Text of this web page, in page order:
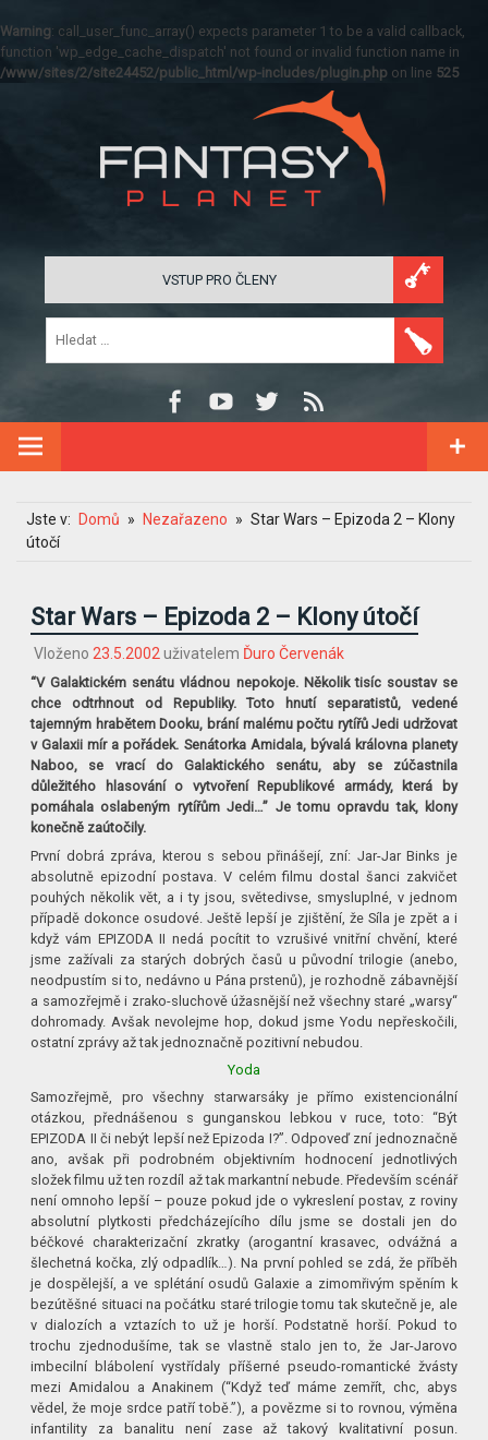
Warning: call_user_func_array() expects parameter 1 to be a valid callback,
function 'wp_edge_cache_dispatch' not found or invalid function name in
/www/sites/2/site24452/public_html/wp-includes/plugin.php on line 525
VSTUP PRO ČLENY
Jste v: Domů Nezařazeno
Star Wars – Epizoda 2 – Klony
útočí
Star Wars – Epizoda 2 – Klony útočí
Vloženo 23.5.2002 uživatelem Ďuro Červenák
“V Galaktickém senátu vládnou nepokoje. Několik tisíc soustav se
chce odtrhnout od Republiky. Toto hnutí separatistů, vedené
tajemným hrabětem Dooku, brání malému počtu rytířů Jedi udržovat
v Galaxii mír a pořádek. Senátorka Amidala, bývalá královna planety
Naboo, se vrací do Galaktického senátu, aby se zúčastnila
důležitého hlasování o vytvoření Republikové armády, která by
pomáhala oslabeným rytířům Jedi…” Je tomu opravdu tak, klony
konečně zaútočily.
První dobrá zpráva, kterou s sebou přinášejí, zní: Jar-Jar Binks je
absolutně epizodní postava. V celém filmu dostal šanci zakvičet
pouhých několik vět, a i ty jsou, světedivse, smysluplné, v jednom
případě dokonce osudové. Ještě lepší je zjištění, že Síla je zpět a i
když vám EPIZODA II nedá pocítit to vzrušivé vnitřní chvění, které
jsme zažívali za starých dobrých časů u původní trilogie (anebo,
neodpustím si to, nedávno u Pána prstenů), je rozhodně zábavnější
a samozřejmě i zrako-sluchově úžasnější než všechny staré „warsy“
dohromady. Avšak nevolejme hop, dokud jsme Yodu nepřeskočili,
ostatní zprávy až tak jednoznačně pozitivní nebudou.
Yoda
Samozřejmě, pro všechny starwarsáky je přímo existencionální
otázkou, přednášenou s gunganskou lebkou v ruce, toto: “Být
EPIZODA II či nebýt lepší než Epizoda I?”. Odpoveď zní jednoznačně
ano, avšak při podrobném objektivním hodnocení jednotlivých
složek filmu už ten rozdíl až tak markantní nebude. Především scénář
není omnoho lepší – pouze pokud jde o vykreslení postav, z roviny
absolutní plytkosti předcházejícího dílu jsme se dostali jen do
béčkové charakterizační zkratky (arogantní krasavec, odvážná a
šlechetná kočka, zlý odpadlík…). Na první pohled se zdá, že příběh
je dospělejší, a ve splétání osudů Galaxie a zimomřivým spěním k
bezútěšné situaci na počátku staré trilogie tomu tak skutečně je, ale
v dialozích a vztazích to už je horší. Podstatně horší. Pokud to
trochu zjednodušíme, tak se vlastně stalo jen to, že Jar-Jarovo
imbecilní blábolení vystřídaly příšerné pseudo-romantické žvásty
mezi Amidalou a Anakinem (“Když teď máme zemřít, chc, abys
vědel, že moje srdce patří tobě.”), a povězme si to rovnou, výměna
infantility za banalitu není zase až takový kvalitativní posun.